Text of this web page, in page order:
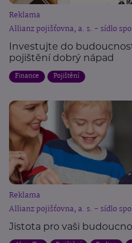
Reklama
Allianz pojišťovna, a. s. - sídlo
Investujte do
pojištění dobrý nápad
Finance Pojištění
Reklama
Allianz pojišťovna, a. s. - sídlo
Jistota pro vaši